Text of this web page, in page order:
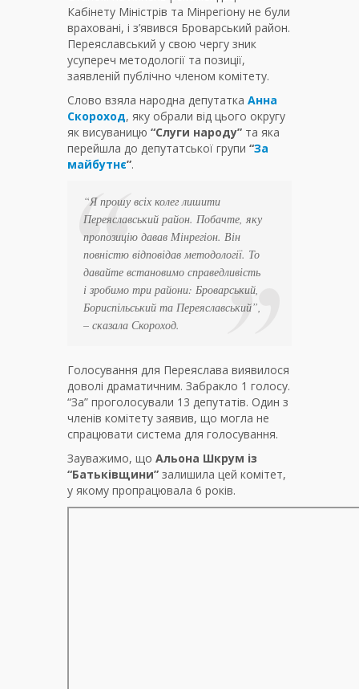
Кабінету Міністрів та Мінрегіону не були
враховані, і з’явився Броварський район.
Переяславський у свою чергу зник
усупереч методології та позиції,
заявленій публічно членом комітету.
Слово взяла народна депутатка Анна
Скороход, яку обрали від цього округу
як висуваницю “Слуги народу” та яка
перейшла до депутатської групи “За
майбутнє”.
“Я прошу всіх колег лишити
Переяславський район. Побачте, яку
пропозицію давав Мінрегіон. Він
повністю відповідав методології. То
давайте встановимо справедливість
і зробимо три райони: Броварський,
Бориспільський та Переяславський”,
– сказала Скороход.
Голосування для Переяслава виявилося
доволі драматичним. Забракло 1 голосу.
“За” проголосували 13 депутатів. Один з
членів комітету заявив, що могла не
спрацювати система для голосування.
Зауважимо, що Альона Шкрум із
“Батьківщини” залишила цей комітет,
у якому пропрацювала 6 років.